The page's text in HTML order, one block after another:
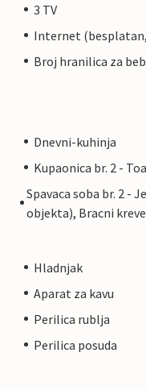
3 TV
Internet
Broj hranilica za
Dnevni-kuhinja
Kupaonica br. 2 -
Spavaca soba br. 2 -
objekta), Bracni
Hladnjak
Aparat za kavu
Perilica rublja
Perilica posuda